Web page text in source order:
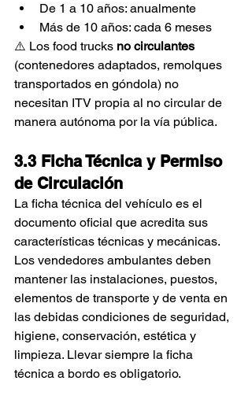
De 1 a 10 años: anualmente
Más de 10 años: cada 6 meses
⚠️ Los food trucks no circulantes
(contenedores adaptados, remolques
transportados en góndola) no
necesitan ITV propia al no circular de
manera autónoma por la vía pública.
3.3 Ficha Técnica y Permiso
de Circulación
La ficha técnica del vehículo es el
documento oficial que acredita sus
características técnicas y mecánicas.
Los vendedores ambulantes deben
mantener las instalaciones, puestos,
elementos de transporte y de venta en
las debidas condiciones de seguridad,
higiene, conservación, estética y
limpieza. Llevar siempre la ficha
técnica a bordo es obligatorio.